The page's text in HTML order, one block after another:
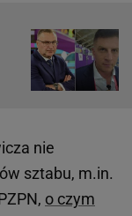
nie
sztabu, m.in.
o czym